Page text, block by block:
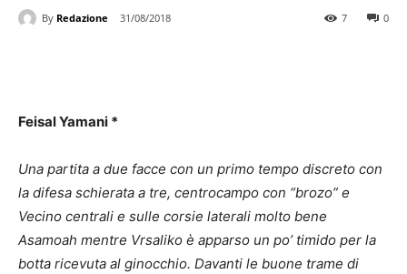
By Redazione 31/08/2018 0
7
Feisal Yamani *
Una partita a due facce con un primo tempo discreto con
la difesa schierata a tre, centrocampo con “brozo” e
Vecino centrali e sulle corsie laterali molto bene
Asamoah mentre Vrsaliko è apparso un po’ timido per la
botta ricevuta al ginocchio. Davanti le buone trame di